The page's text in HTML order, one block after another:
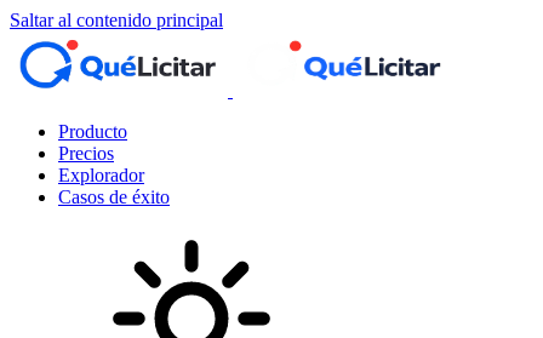
Saltar al contenido principal
Producto
Precios
Explorador
Casos de éxito